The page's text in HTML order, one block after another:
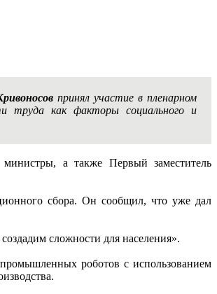
принял участие в пленарном
труда как факторы социального и
а также Первый заместитель
сбора. Он сообщил, что уже дал
сложности для населения».
роботов с использованием